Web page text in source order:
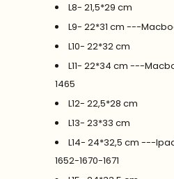
L8- 21,5*29 cm
L9- 22*31 cm ---
L10- 22*32 cm
L11- 22*34 cm ---
1465
L12- 22,5*28 cm
L13- 23*33 cm
L14- 24*32,5 cm ---
1652-1670-1671